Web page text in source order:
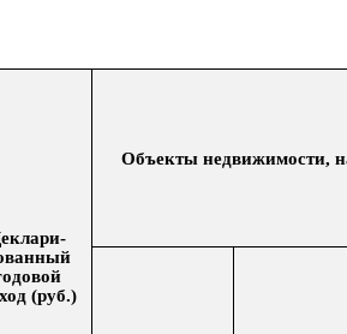
(руб.)
Объекты недвижимости,